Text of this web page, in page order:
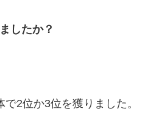
したか？
2位か3位を獲りました。